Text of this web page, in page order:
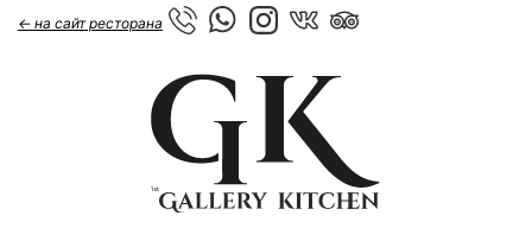
← на сайт ресторана